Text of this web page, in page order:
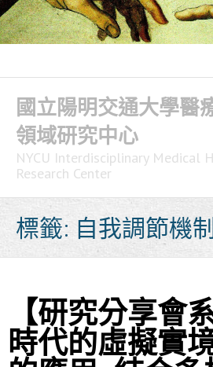
Skip
to
content
國立陽明交通大學醫
領域研究中心
NYCU Interdisciplinary Medical
Research Center
標籤: 自我調節機
【研究分享會
時代的虛擬實